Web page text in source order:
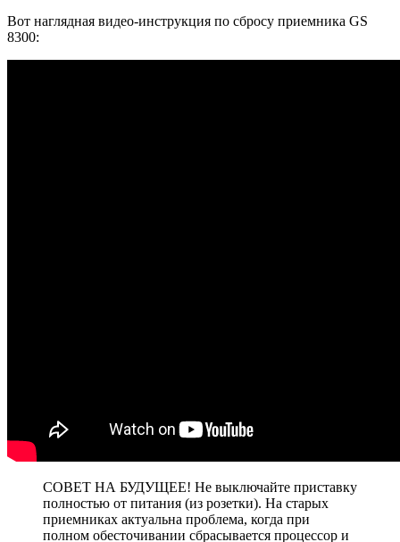
Вот наглядная видео-инструкция по сбросу приемника GS
8300:
СОВЕТ НА БУДУЩЕЕ! Не выключайте приставку
полностью от питания (из розетки). На старых
приемниках актуальна проблема, когда при
полном обесточивании сбрасывается процессор и